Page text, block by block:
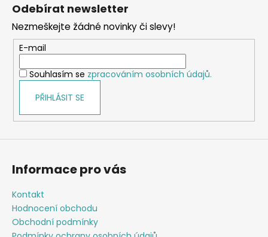
a
c
í
p
r
y
Odebírat newsletter
Nezmeškejte žádné novinky či slevy!
E-mail
Souhlasím se zpracováním osobních údajů.
PŘIHLÁSIT SE
Informace pro vás
Kontakt
Hodnocení obchodu
Obchodní podmínky